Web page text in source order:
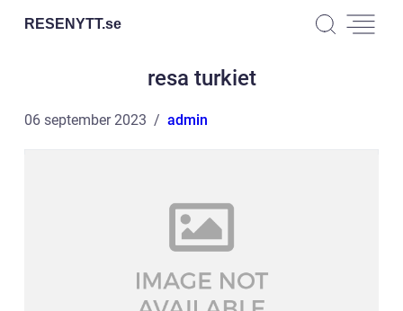
RESENYTT.se
resa turkiet
06 september 2023 admin